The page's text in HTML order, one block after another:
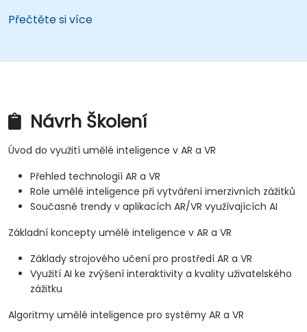
Přečtěte si více
Návrh Školení
Úvod do využití umělé inteligence v AR a VR
Přehled technologií AR a VR
Role umělé inteligence při vytváření imerzivních zážitků
Současné trendy v aplikacích AR/VR využívajících AI
Základní koncepty umělé inteligence v AR a VR
Základy strojového učení pro prostředí AR a VR
Využití AI ke zvýšení interaktivity a kvality uživatelského
zážitku
Algoritmy umělé inteligence pro systémy AR a VR